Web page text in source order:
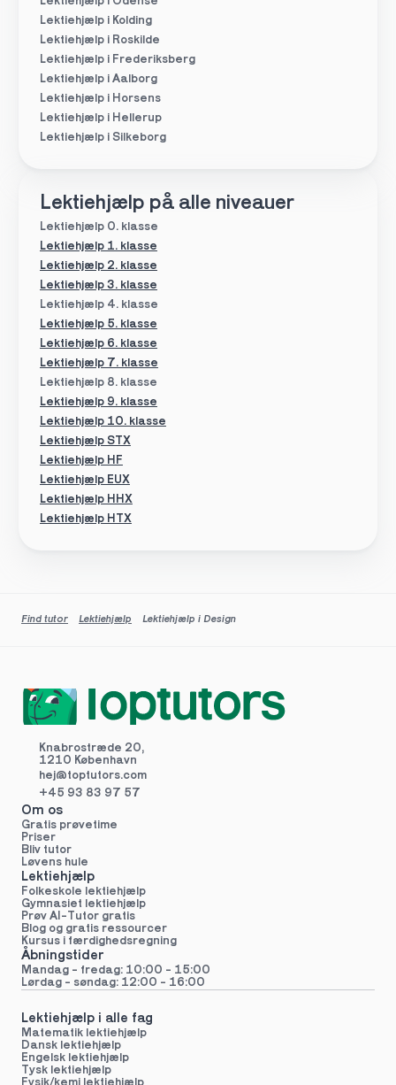
Lektiehjælp i Kolding
Lektiehjælp i Roskilde
Lektiehjælp i Frederiksberg
Lektiehjælp i Aalborg
Lektiehjælp i Horsens
Lektiehjælp i Hellerup
Lektiehjælp i Silkeborg
Lektiehjælp på alle niveauer
Lektiehjælp 0. klasse
Lektiehjælp 4. klasse
Lektiehjælp 5. klasse
Lektiehjælp 8. klasse
Lektiehjælp 1. klasse
Lektiehjælp 6. klasse
Lektiehjælp 7. klasse
Lektiehjælp 2. klasse
Lektiehjælp 3. klasse
Lektiehjælp 9. klasse
Lektiehjælp 10. klasse
Lektiehjælp HF
Lektiehjælp EUX
Lektiehjælp STX
Lektiehjælp HHX
Lektiehjælp HTX
Find tutor Lektiehjælp Lektiehjælp i Design
Knabrostræde 20,
1210 København
hej@toptutors.com
+45 93 83 97 57
Om os
Gratis prøvetime
Priser
Bliv tutor
Løvens hule
Lektiehjælp
Folkeskole lektiehjælp
Gymnasiet lektiehjælp
Prøv AI-Tutor gratis
Blog og gratis ressourcer
Kursus i færdighedsregning
Åbningstider
Mandag - fredag: 10:00 - 15:00
Lørdag - søndag: 12:00 - 16:00
Lektiehjælp i alle fag
Matematik lektiehjælp
Dansk lektiehjælp
Engelsk lektiehjælp
Tysk lektiehjælp